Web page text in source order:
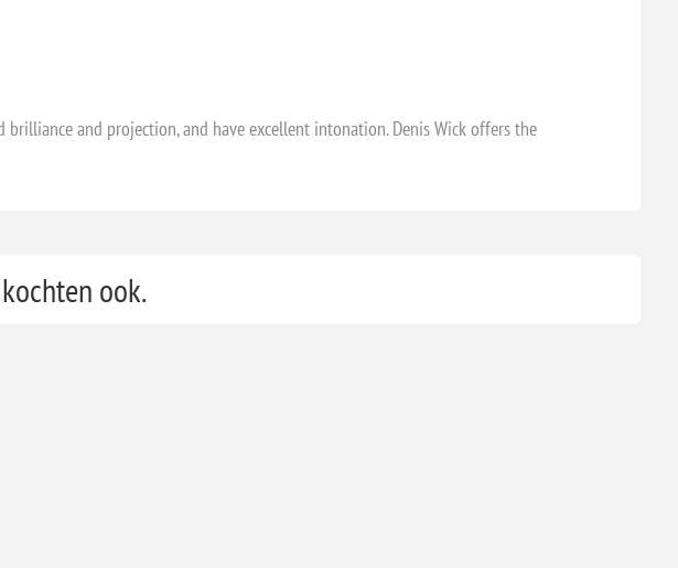
and projection, and have excellent intonation. Denis Wick offers the
ook.